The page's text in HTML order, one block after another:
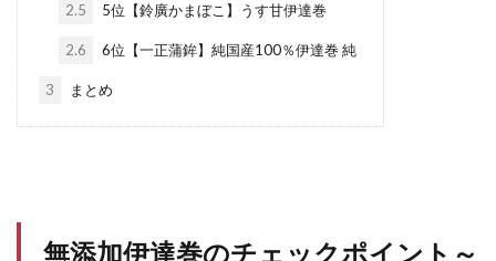
2.5 5位【鈴廣かまぼこ】うす甘伊達巻
2.6 6位【一正蒲鉾】純国産100％伊達巻 純
3 まとめ
無添加伊達巻のチェックポイント～